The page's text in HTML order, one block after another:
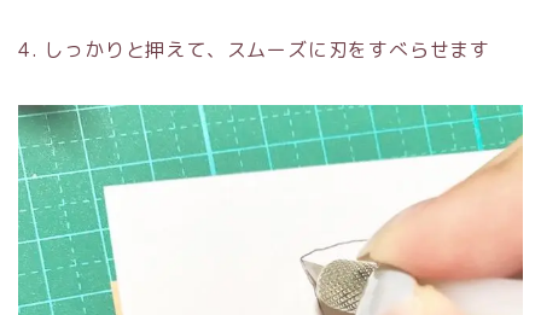
4. しっかりと押えて、スムーズに刃をすべらせます